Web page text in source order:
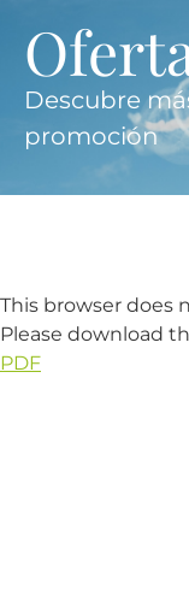
Descubre
promoción
This browser does
Please download
PDF